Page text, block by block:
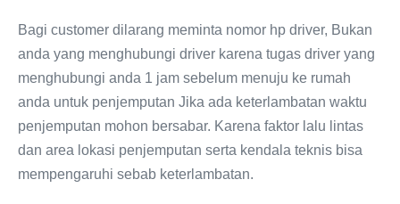
Bagi customer dilarang meminta nomor hp driver, Bukan
anda yang menghubungi driver karena tugas driver yang
menghubungi anda 1 jam sebelum menuju ke rumah
anda untuk penjemputan Jika ada keterlambatan waktu
penjemputan mohon bersabar. Karena faktor lalu lintas
dan area lokasi penjemputan serta kendala teknis bisa
mempengaruhi sebab keterlambatan.